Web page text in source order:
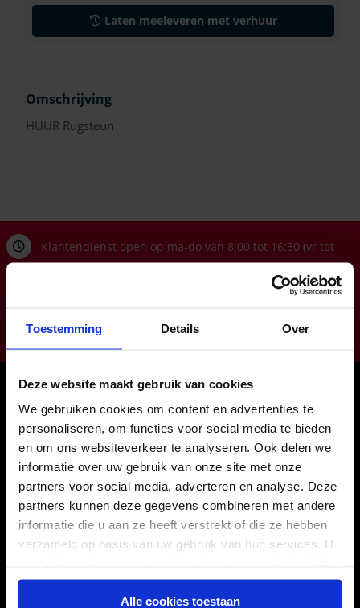
Toestemming Details Over
Deze website maakt gebruik van cookies
We gebruiken cookies om content en advertenties te
personaliseren, om functies voor social media te bieden
en om ons websiteverkeer te analyseren. Ook delen we
informatie over uw gebruik van onze site met onze
partners voor social media, adverteren en analyse. Deze
partners kunnen deze gegevens combineren met andere
informatie die u aan ze heeft verstrekt of die ze hebben
verzameld op basis van uw gebruik van hun services. U
gebruiken.
Alle cookies toestaan
Laten meeleveren met verhuur
Omschrijving
HUUR Rugsteun
Klantendienst open op ma-do van 8:00 tot 16:30 (vr tot
12:00)
011224422
Onze winkels
Hasselt
Houthalen
Maasmechelen
Sint-Truiden
31 afhaalpunten
Inloggen als agent
Tips en advies